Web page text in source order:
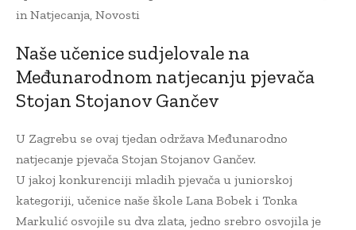
in Natjecanja Novosti
Naše učenice sudjelovale na
Međunarodnom natjecanju pjevača
Stojan Stojanov Gančev
U Zagrebu se ovaj tjedan održava Međunarodno
natjecanje pjevača Stojan Stojanov Gančev.
U jakoj konkurenciji mladih pjevača u juniorskoj
kategoriji, učenice naše škole Lana Bobek i Tonka
Markulić osvojile su dva zlata, jedno srebro osvojila je